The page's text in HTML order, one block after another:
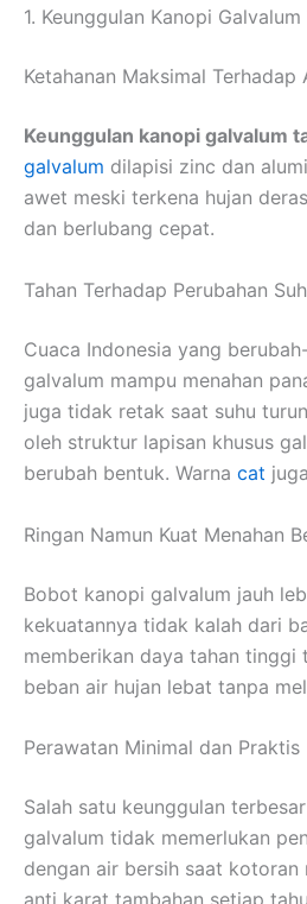
1. Keunggulan Kanopi
Ketahanan Maksimal Terhadap
Keunggulan kanopi galvalum
galvalum dilapisi zinc dan
awet meski terkena hujan
dan berlubang cepat.
Tahan Terhadap Perubahan
Cuaca Indonesia yang
galvalum mampu menahan
juga tidak retak saat suhu
oleh struktur lapisan khusus
berubah bentuk. Warna cat
Ringan Namun Kuat Menahan
Bobot kanopi galvalum jauh
kekuatannya tidak kalah dari
memberikan daya tahan tinggi
beban air hujan lebat tanpa
Perawatan Minimal dan Praktis
Salah satu keunggulan
galvalum tidak memerlukan
dengan air bersih saat